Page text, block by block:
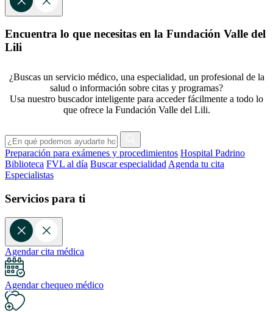
Encuentra lo que necesitas en la Fundación Valle del
Lili
¿Buscas un servicio médico, una especialidad, un profesional de la
salud o información sobre citas y programas?
Usa nuestro buscador inteligente para acceder fácilmente a todo lo
que ofrece la Fundación Valle del Lili.
Preparación para exámenes y procedimientos Hospital Padrino
Biblioteca FVL al día Buscar especialidad Agenda tu cita
Especialistas
Servicios para ti
Agendar cita médica
Agendar chequeo médico